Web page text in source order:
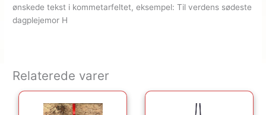
ønskede tekst i kommetarfeltet, eksempel: Til verdens sødeste
dagplejemor H
Relaterede varer